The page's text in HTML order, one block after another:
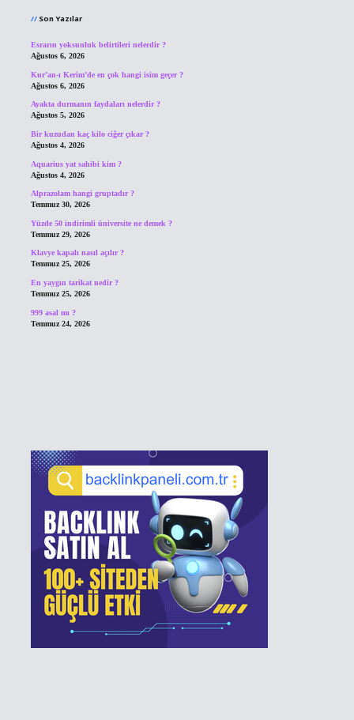
Son Yazılar
Esrarın yoksunluk belirtileri nelerdir ?
Ağustos 6, 2026
Kur’an-ı Kerim’de en çok hangi isim geçer ?
Ağustos 6, 2026
Ayakta durmanın faydaları nelerdir ?
Ağustos 5, 2026
Bir kuzudan kaç kilo ciğer çıkar ?
Ağustos 4, 2026
Aquarius yat sahibi kim ?
Ağustos 4, 2026
Alprazolam hangi gruptadır ?
Temmuz 30, 2026
Yüzde 50 indirimli üniversite ne demek ?
Temmuz 29, 2026
Klavye kapalı nasıl açılır ?
Temmuz 25, 2026
En yaygın tarikat nedir ?
Temmuz 25, 2026
999 asal mı ?
Temmuz 24, 2026